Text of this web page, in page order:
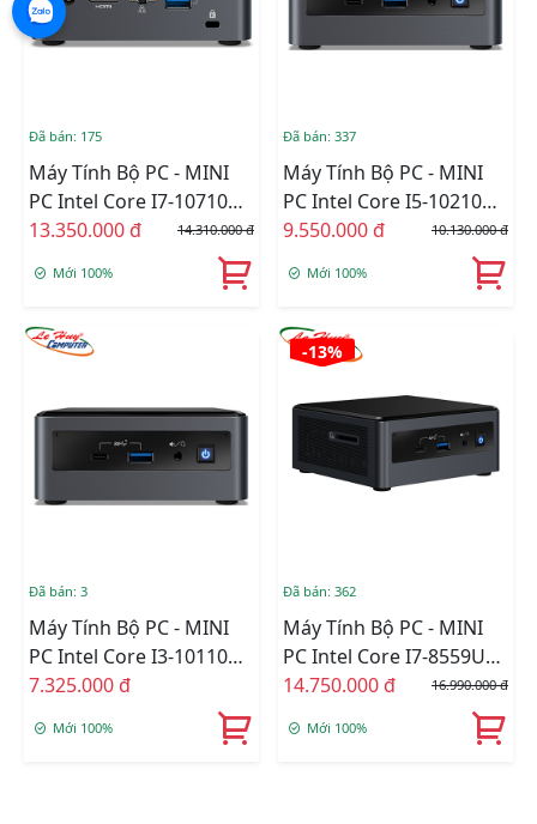
Đã bán: 175
Máy Tính Bộ PC - MINI
PC Intel Core I7-10710U -
KHÔNG RAM , KHÔNG
13.350.000 đ 14.310.000 đ
Mới 100%
Đã bán: 337
Máy Tính Bộ PC - MINI
PC Intel Core I5-10210U -
KHÔNG RAM , KHÔNG
9.550.000 đ 10.130.000 đ
Mới 100%
Đã bán: 3
Máy Tính Bộ PC - MINI
PC Intel Core I3-10110U -
KHÔNG RAM , KHÔNG
7.325.000 đ
Mới 100%
-13%
Đã bán: 362
Máy Tính Bộ PC - MINI
PC Intel Core I7-8559U
SSD 500GB RAM 8GB
14.750.000 đ 16.990.000 đ
Mới 100%